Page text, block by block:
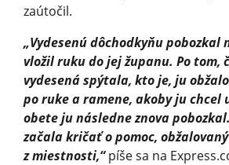
zaútočil.
„Vydesenú dôchodkyňu pobozkal
vložil ruku do jej županu. Po tom,
vydesená spýtala, kto je, ju
po ruke a ramene, akoby ju chcel
obete ju následne znova
začala kričať o pomoc,
z miestnosti,“píše sa na